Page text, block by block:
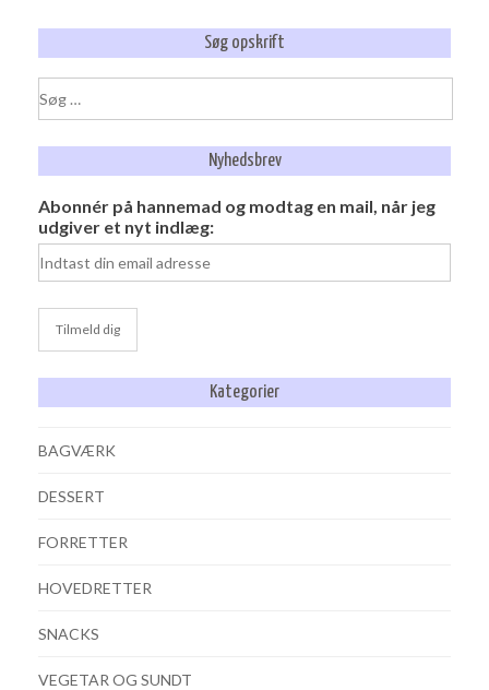
Søg opskrift
Søg
efter:
Nyhedsbrev
Abonnér på hannemad og modtag en mail, når jeg
udgiver et nyt indlæg:
Kategorier
BAGVÆRK
DESSERT
FORRETTER
HOVEDRETTER
SNACKS
VEGETAR OG SUNDT